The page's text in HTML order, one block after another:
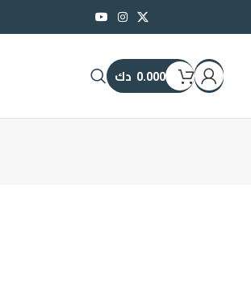
0.000 دك